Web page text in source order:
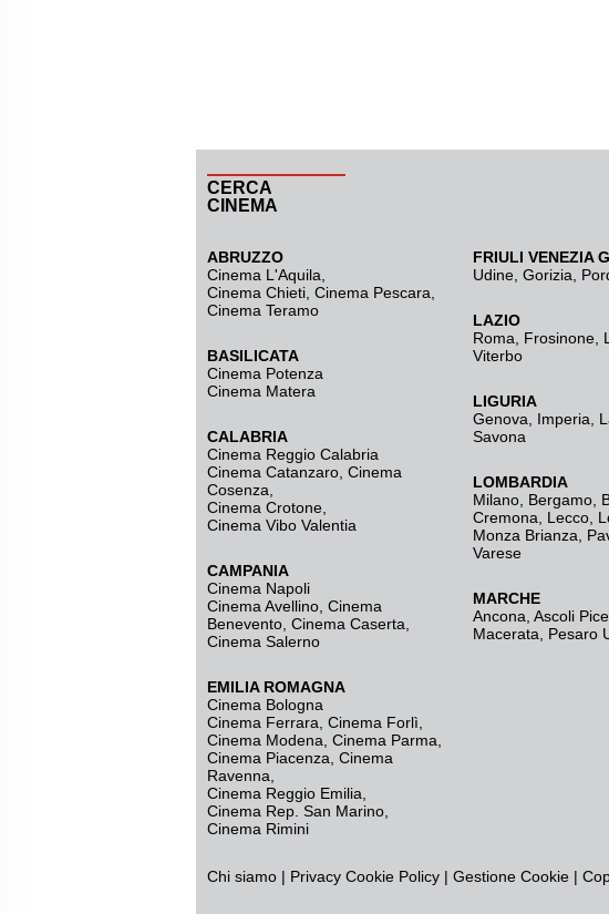
CERCA
CINEMA
ABRUZZO
Cinema L'Aquila
Cinema Chieti, Cinema Pescara,
Cinema Teramo
BASILICATA
Cinema Potenza
Cinema Matera
CALABRIA
Cinema Reggio Calabria
Cinema Catanzaro Cinema
Cosenza
Cinema Crotone
Cinema Vibo Valentia
CAMPANIA
Cinema Napoli
Cinema Avellino Cinema
Benevento Cinema Caserta
Cinema Salerno
EMILIA ROMAGNA
Cinema Bologna
Cinema Ferrara Cinema Forlì
Cinema Modena Cinema Parma
Cinema Piacenza Cinema
Ravenna
Cinema Reggio Emilia
Cinema Rep. San Marino
Cinema Rimini
FRIULI VENEZIA
Udine Gorizia
LAZIO
Roma
Frosinone
Viterbo
LIGURIA
Genova
Imperia
Savona
LOMBARDIA
Milano Bergamo
Cremona
Lecco
Monza Brianza
Varese
MARCHE
Ancona Ascoli
Macerata
Pesaro
Chi siamo | Privacy Cookie Policy | Gestione Cookie |